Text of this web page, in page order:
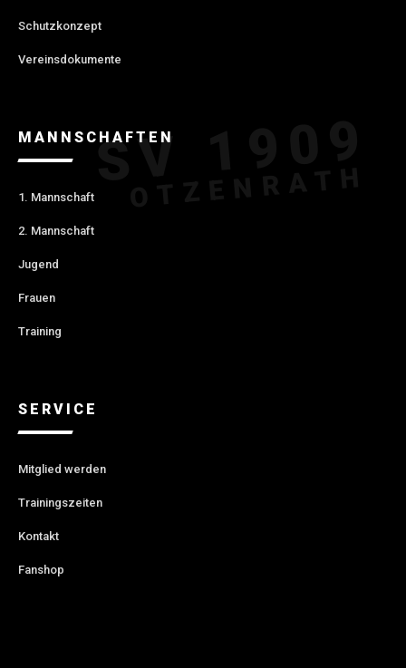
Schutzkonzept
Vereinsdokumente
MANNSCHAFTEN
1. Mannschaft
2. Mannschaft
Jugend
Frauen
Training
SERVICE
Mitglied werden
Trainingszeiten
Kontakt
Fanshop